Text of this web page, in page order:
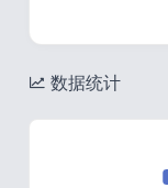
数据统计